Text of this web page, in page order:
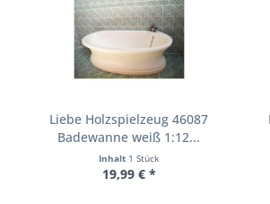
Liebe Holzspielzeug 46087
Badewanne weiß 1:12...
Inhalt 1 Stück
19,99 € *